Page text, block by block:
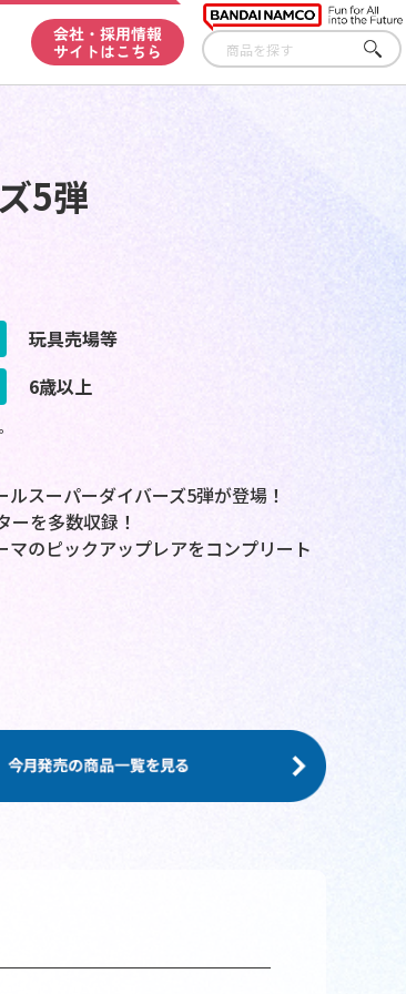
会社・採用情報
サイトはこちら
さが
す
5弾
玩具売場等
6歳以上
スーパーダイバーズ5弾が登場！
を多数収録！
のピックアップレアをコンプリート